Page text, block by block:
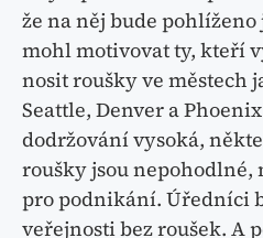
že na něj bude pohlíženo
mohl motivovat ty, kteří
nosit roušky ve městech
Seattle, Denver a
dodržování vysoká,
roušky jsou nepohodlné,
pro podnikání. Úředníci
veřejnosti bez roušek. A